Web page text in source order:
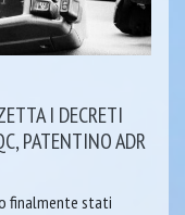
I DECRETI
PATENTINO ADR
finalmente stati